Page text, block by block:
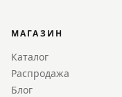
МАГАЗИН
Каталог
Распродажа
Блог